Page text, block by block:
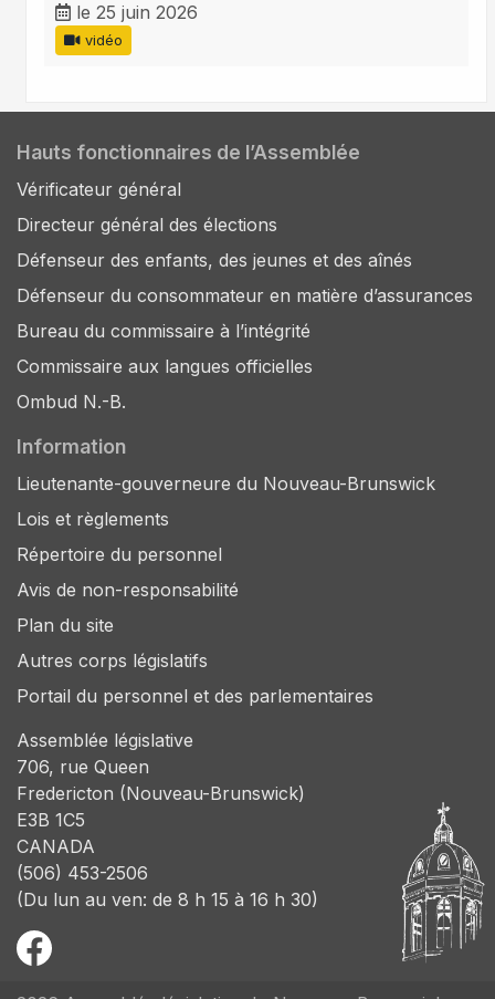
le 25 juin 2026
vidéo
Hauts fonctionnaires de l’Assemblée
Vérificateur général
Directeur général des élections
Défenseur des enfants, des jeunes et des aînés
Défenseur du consommateur en matière d’assurances
Bureau du commissaire à l’intégrité
Commissaire aux langues officielles
Ombud N.-B.
Information
Lieutenante-gouverneure du Nouveau-Brunswick
Lois et règlements
Répertoire du personnel
Avis de non-responsabilité
Plan du site
Autres corps législatifs
Portail du personnel et des parlementaires
Assemblée législative
706, rue Queen
Fredericton (Nouveau-Brunswick)
E3B 1C5
CANADA
(506) 453-2506
(Du lun au ven: de 8 h 15 à 16 h 30)